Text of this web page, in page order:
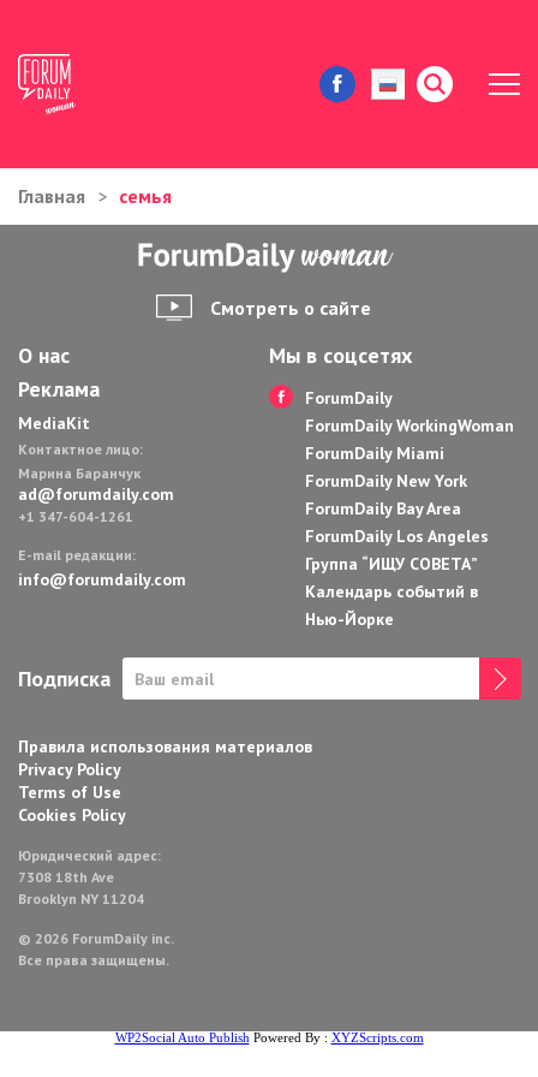
ИММИГРАЦИЯ В США
АВТОРСКИЕ КОЛОНКИ
ЗДОРОВЬЕ И КРАСОТА
ДОМ И ЕДА
Главная семья
Смотреть о сайте
О нас
Реклама
MediaKit
Контактное лицо:
Марина Баранчук
ad@forumdaily.com
+1 347-604-1261
E-mail редакции:
info@forumdaily.com
Мы в соцсетях
ForumDaily
ForumDaily WorkingWoman
ForumDaily Miami
ForumDaily New York
ForumDaily Bay Area
ForumDaily Los Angeles
Группа “ИЩУ СОВЕТА”
Календарь событий в
Нью-Йорке
Подписка
Правила использования материалов
Privacy Policy
Terms of Use
Cookies Policy
Юридический адрес:
7308 18th Ave
Brooklyn NY 11204
© 2026 ForumDaily inc.
Все права защищены.
WP2Social Auto Publish Powered By : XYZScripts.com